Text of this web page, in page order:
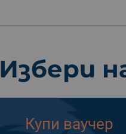
Избери
Купи ваучер